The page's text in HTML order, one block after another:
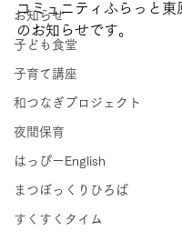
お知らせ
子ども食堂
子育て講座
和つなぎプロジェクト
夜間保育
はっぴーEnglish
まつぼっくりひろば
すくすくタイム
コミュニティふらっと東
のお知らせです。